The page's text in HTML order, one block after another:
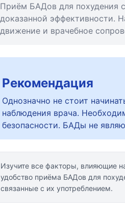
Приём БАДов для похудения
доказанной эффективности.
движение и врачебное
Рекомендация
Однозначно не стоит
наблюдения врача.
безопасности. БАДы не
Изучите все факторы, влияющие
удобство приёмa БАДов для
связанные с их употреблением.